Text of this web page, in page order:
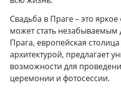
Свадьба в Праге – это
может стать незабываемым
Прага, европейская
архитектурой, предлагает
возможности для
церемонии и фотосессии.